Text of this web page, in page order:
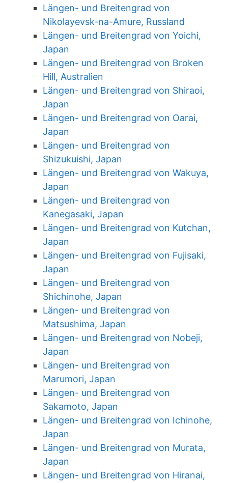
Längen- und Breitengrad von
Nikolayevsk-na-Amure, Russland
Längen- und Breitengrad von Yoichi,
Japan
Längen- und Breitengrad von Broken
Hill, Australien
Längen- und Breitengrad von Shiraoi,
Japan
Längen- und Breitengrad von Oarai,
Japan
Längen- und Breitengrad von
Shizukuishi, Japan
Längen- und Breitengrad von Wakuya,
Japan
Längen- und Breitengrad von
Kanegasaki, Japan
Längen- und Breitengrad von Kutchan,
Japan
Längen- und Breitengrad von Fujisaki,
Japan
Längen- und Breitengrad von
Shichinohe, Japan
Längen- und Breitengrad von
Matsushima, Japan
Längen- und Breitengrad von Nobeji,
Japan
Längen- und Breitengrad von
Marumori, Japan
Längen- und Breitengrad von
Sakamoto, Japan
Längen- und Breitengrad von Ichinohe,
Japan
Längen- und Breitengrad von Murata,
Japan
Längen- und Breitengrad von Hiranai,